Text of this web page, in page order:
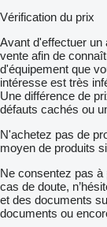
Vérification du prix
Avant d'effectuer un
vente afin de
d'équipement que
intéresse est très
Une différence de
défauts cachés ou
N'achetez pas de
moyen de produits
Ne consentez pas à
cas de doute,
et des documents
documents ou